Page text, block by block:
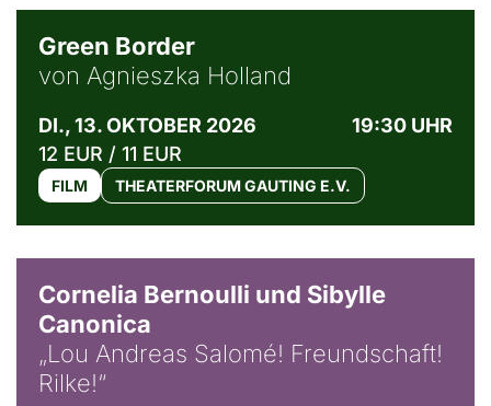
Green Border
von Agnieszka Holland
DI., 13. OKTOBER 2026
19:30 UHR
12 EUR / 11 EUR
FILM THEATERFORUM GAUTING E.V.
Cornelia Bernoulli und Sibylle
Canonica
„Lou Andreas Salomé! Freundschaft!
Rilke!“